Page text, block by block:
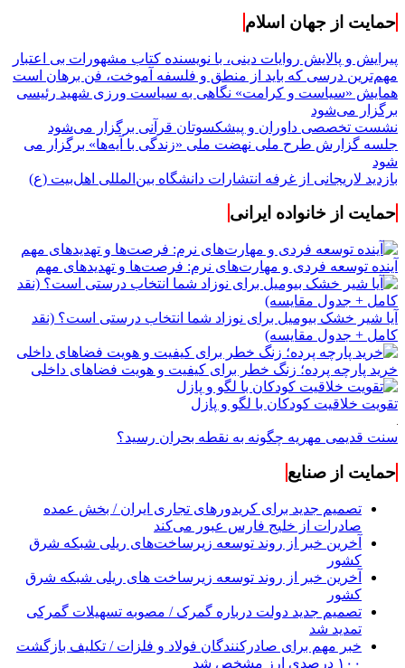
حمایت از جهان اسلام
پیرایش و پالایش روایات دینی، با نویسنده کتاب مشهورات بی اعتبار
مهم‌ترین درسی که باید از منطق و فلسفه آموخت، فن برهان است
همایش «سیاست و کرامت» نگاهی به سیاست ورزی شهید رئیسی
برگزار می‌شود
نشست تخصصی داوران و پیشکسوتان قرآنی برگزار می‌شود
جلسه گزارش طرح ملی نهضت ملی «زندگی با آیه‌ها» برگزار می
شود
بازدید لاریجانی از غرفه انتشارات دانشگاه بین‌المللی اهل‌بیت (ع)
حمایت از خانواده ایرانی
آینده توسعه فردی و مهارت‌های نرم: فرصت‌ها و تهدیدهای مهم
آیا شیر خشک بیومیل برای نوزاد شما انتخاب درستی است؟ (نقد
کامل + جدول مقایسه)
خرید پارچه پرده؛ زنگ خطر برای کیفیت و هویت فضاهای داخلی
تقویت خلاقیت کودکان با لگو و پازل
سنت قدیمی مهریه چگونه به نقطه بحران رسید؟
حمایت از صنایع
تصمیم جدید برای کریدورهای تجاری ایران / بخش عمده
صادرات از خلیج فارس عبور می‌کند
آخرین خبر از روند توسعه زیرساخت‌های ریلی شبکه شرق
کشور
آخرین خبر از روند توسعه زیرساخت های ریلی شبکه شرق
کشور
تصمیم جدید دولت درباره گمرک / مصوبه تسهیلات گمرکی
تمدید شد
خبر مهم برای صادرکنندگان فولاد و فلزات / تکلیف بازگشت
۱۰۰ درصدی ارز مشخص شد